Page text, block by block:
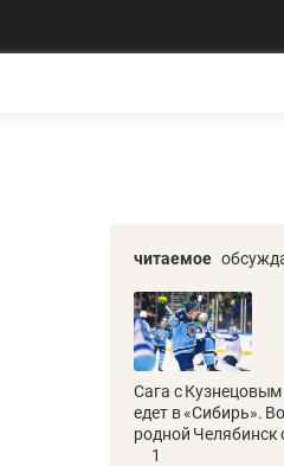
читаемое
Сага с
едет в «Сибирь».
родной Челябинск
1